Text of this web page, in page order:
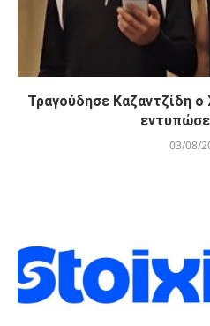
Τραγούδησε Καζαντζίδη ο
03/08/